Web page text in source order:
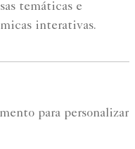
temáticas e
interativas.
para personalizar